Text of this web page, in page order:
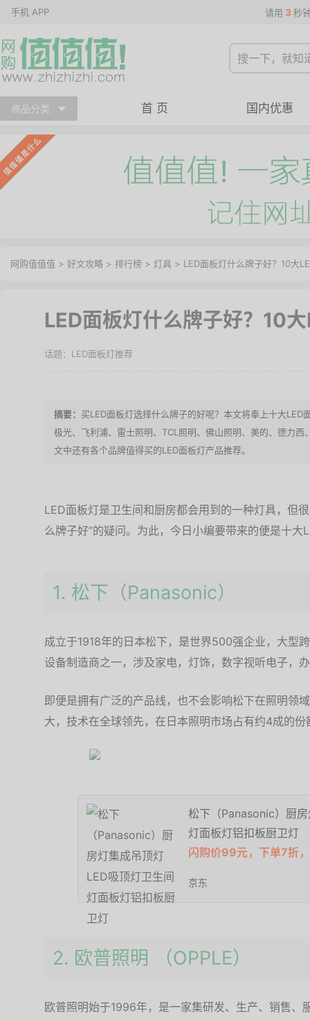
手机 APP 请用 3 秒
商品分类 首 页 国内优惠
网购值值值 > 好文攻略 > 排行榜 > 灯具 > LED面板灯什么牌子好？10大
LED面板灯什么牌子好？10
LED面板灯推荐
买LED面板灯选择什么牌子的好呢？本文将奉上十大
极光、飞利浦、雷士照明、TCL照明、佛山照明、美的、德力
文中还有各个品牌值得买的LED面板灯产品推荐。
LED面板灯是卫生间和厨房都会用到的一种灯具，但
么牌子好”的疑问。为此，今日小编要带来的便是十
1. 松下（Panasonic）
成立于1918年的日本松下，是世界500强企业，大型
设备制造商之一，涉及家电，灯饰，数字视听电子，
即便是拥有广泛的产品线，也不会影响松下在照明领
大，技术在全球领先，在日本照明市场占有约4成的
松下（Panasonic）厨
灯面板灯铝扣板厨卫灯
闪购价99元，下单7折
京东
2. 欧普照明 （OPPLE）
欧普照明始于1996年，是一家集研发、生产、销售、